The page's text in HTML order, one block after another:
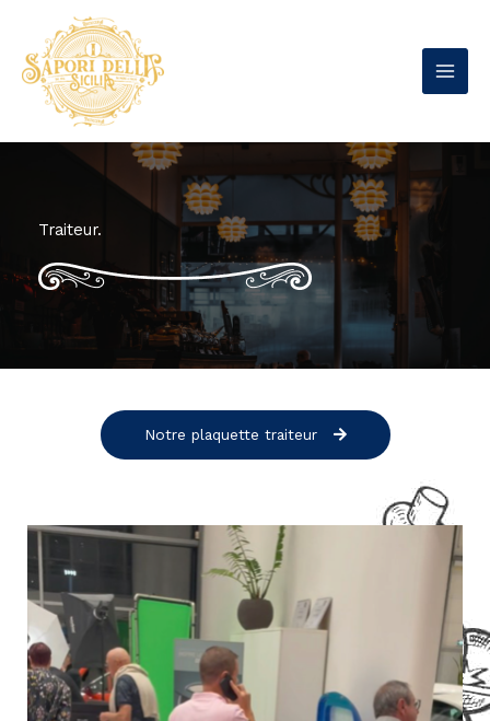
contenu
Traiteur.
Notre plaquette traiteur